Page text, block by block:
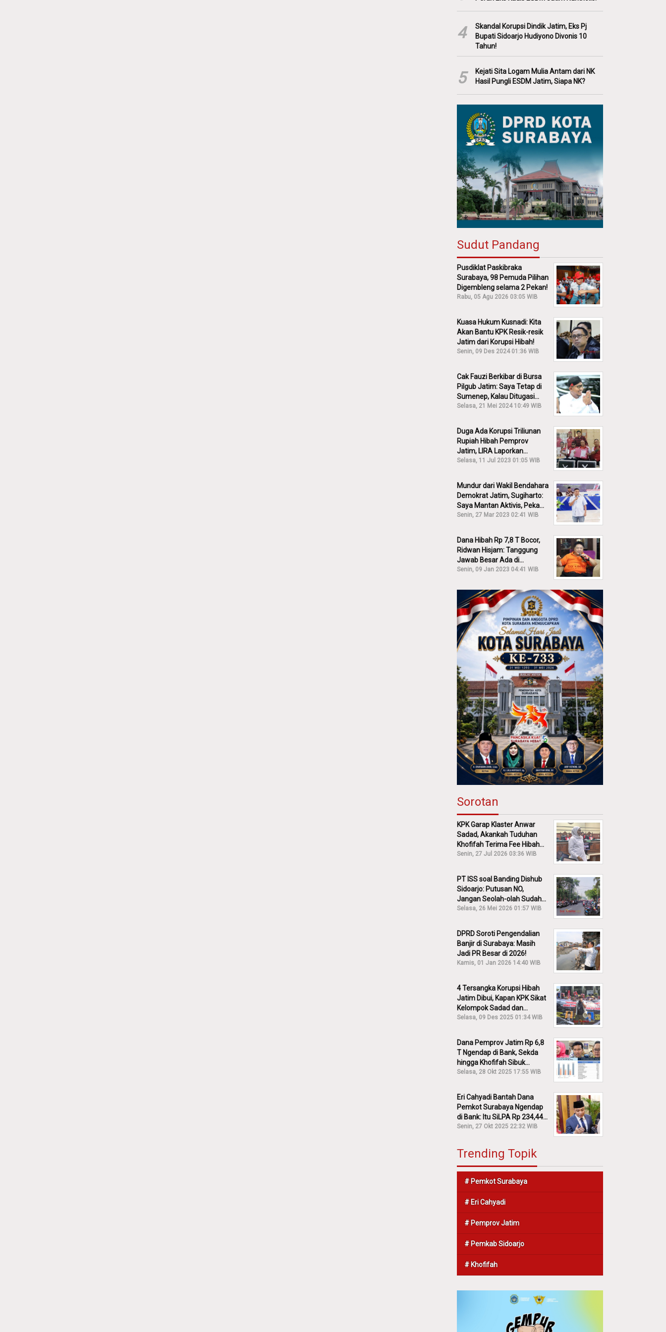
4
Skandal Korupsi Dindik Jatim, Eks Pj
Bupati Sidoarjo Hudiyono Divonis 10
Tahun!
5
Kejati Sita Logam Mulia Antam dari NK
Hasil Pungli ESDM Jatim, Siapa NK?
Sudut Pandang
Pusdiklat Paskibraka
Surabaya, 98 Pemuda Pilihan
Digembleng selama 2 Pekan!
Rabu, 05 Agu 2026 03:05 WIB
Kuasa Hukum Kusnadi: Kita
Akan Bantu KPK Resik-resik
Jatim dari Korupsi Hibah!
Senin, 09 Des 2024 01:36 WIB
Cak Fauzi Berkibar di Bursa
Pilgub Jatim: Saya Tetap di
Sumenep, Kalau Ditugasi
Partai Lain Cerita!
Selasa, 21 Mei 2024 10:49 WIB
Duga Ada Korupsi Triliunan
Rupiah Hibah Pemprov
Jatim, LIRA Laporkan
Khofifah ke KPK: Dia Harus
Selasa, 11 Jul 2023 01:05 WIB
Mundur dari Wakil Bendahara
Demokrat Jatim, Sugiharto:
Saya Mantan Aktivis, Peka
Sekali Kalau Ada yang
Senin, 27 Mar 2023 02:41 WIB
Dana Hibah Rp 7,8 T Bocor,
Ridwan Hisjam: Tanggung
Jawab Besar Ada di
Pemprov, Bukan DPRD Jatim!
Senin, 09 Jan 2023 04:41 WIB
Sorotan
KPK Garap Klaster Anwar
Sadad, Akankah Tuduhan
Khofifah Terima Fee Hibah
30% Diusut?
Senin, 27 Jul 2026 03:36 WIB
PT ISS soal Banding Dishub
Sidoarjo: Putusan NO,
Jangan Seolah-olah Sudah
Menang!
Selasa, 26 Mei 2026 01:57 WIB
DPRD Soroti Pengendalian
Banjir di Surabaya: Masih
Jadi PR Besar di 2026!
Kamis, 01 Jan 2026 14:40 WIB
4 Tersangka Korupsi Hibah
Jatim Dibui, Kapan KPK Sikat
Kelompok Sadad dan
Iskandar?
Selasa, 09 Des 2025 01:34 WIB
Dana Pemprov Jatim Rp 6,8
T Ngendap di Bank, Sekda
hingga Khofifah Sibuk
Membantah!
Selasa, 28 Okt 2025 17:55 WIB
Eri Cahyadi Bantah Dana
Pemkot Surabaya Ngendap
di Bank: Itu SiLPA Rp 234,44
M!
Senin, 27 Okt 2025 22:32 WIB
Trending Topik
# Pemkot Surabaya
# Eri Cahyadi
# Pemprov Jatim
# Pemkab Sidoarjo
# Khofifah